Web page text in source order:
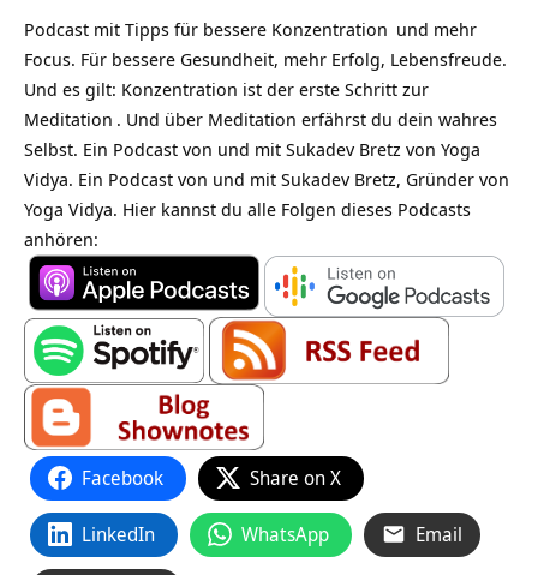
Podcast mit Tipps für bessere Konzentration und mehr
Focus. Für bessere Gesundheit, mehr Erfolg, Lebensfreude.
Und es gilt: Konzentration ist der erste Schritt zur
Meditation . Und über Meditation erfährst du dein wahres
Selbst. Ein Podcast von und mit Sukadev Bretz von Yoga
Vidya. Ein Podcast von und mit Sukadev Bretz, Gründer von
Yoga Vidya. Hier kannst du alle Folgen dieses Podcasts
anhören:
Facebook Share on X
LinkedIn WhatsApp Email